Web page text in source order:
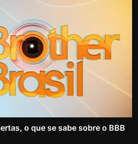
o que se sabe sobre o BBB